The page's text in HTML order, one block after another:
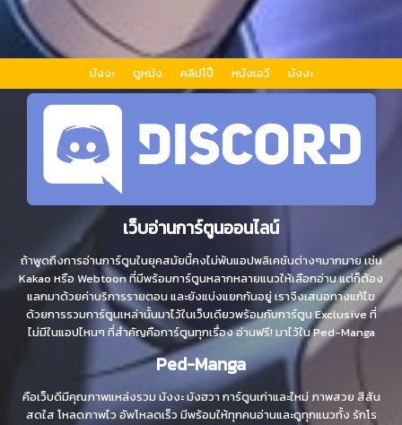
มังงะ ดูหนัง คลิปโป๊ หนังเอวี มังงะ
เว็บอ่านการ์ตูนออนไลน์
ถ้าพูดถึงการอ่านการ์ตูนในยุคสมัยนี้คงไม่พ้นแอปพลิเคชันต่างๆมากมาย เช่น
Kakao หรือ Webtoon ที่มีพร้อมการ์ตูนหลากหลายแนวให้เลือกอ่าน แต่ก็ต้อง
แลกมาด้วยค่าบริการรายตอน และยังแบ่งแยกกันอยู่ เราจึงเสนอทางแก้ไข
ด้วยการรวมการ์ตูนเหล่านั้นมาไว้ในเว็บเดียวพร้อมกับการ์ตูน Exclusive ที่
ไม่มีในแอปไหนๆ ที่สำคัญคือการ์ตูนทุกเรื่อง อ่านฟรี! มาไว้ใน Ped-Manga
Ped-Manga
คือเว็บดีมีคุณภาพแหล่งรวม มังงะ มังฮวา การ์ตูนเก่าและใหม่ ภาพสวย สีสัน
สดใส โหลดภาพไว อัพโหลดเร็ว มีพร้อมให้ทุกคนอ่านและดูทุกแนวทั้ง รักโร